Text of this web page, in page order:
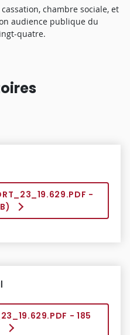
chambre sociale, et
audience publique du
quatre.
-
- 185